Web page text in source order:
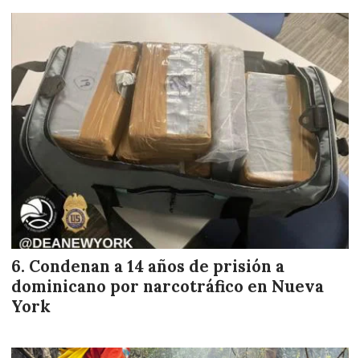
Condenan a 14 años de prisión a
dominicano por narcotráfico en Nueva
York